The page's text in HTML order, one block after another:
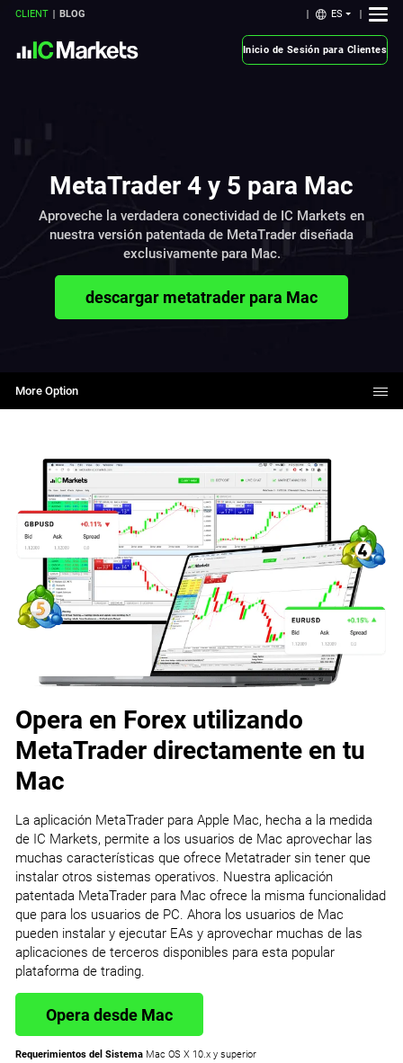
CLIENT BLOG ES
Inicio de Sesión para Clientes
MetaTrader 4 y 5 para Mac
Aproveche la verdadera conectividad de IC Markets en
nuestra versión patentada de MetaTrader diseñada
exclusivamente para Mac.
descargar metatrader para Mac
More Option
Opera en Forex utilizando
MetaTrader directamente en tu
Mac
La aplicación MetaTrader para Apple Mac, hecha a la medida
de IC Markets, permite a los usuarios de Mac aprovechar las
muchas características que ofrece Metatrader sin tener que
instalar otros sistemas operativos. Nuestra aplicación
patentada MetaTrader para Mac ofrece la misma funcionalidad
que para los usuarios de PC. Ahora los usuarios de Mac
pueden instalar y ejecutar EAs y aprovechar muchas de las
aplicaciones de terceros disponibles para esta popular
plataforma de trading.
Opera desde Mac
Requerimientos del Sistema Mac OS X 10.x y superior